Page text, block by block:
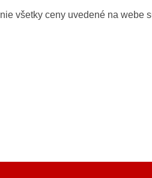
všetky ceny uvedené na webe